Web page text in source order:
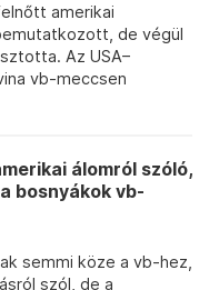
amerikai
de végül
Az USA–
vb-meccsen
álomról szóló,
bosnyákok vb-
semmi köze a vb-hez,
szól, de a